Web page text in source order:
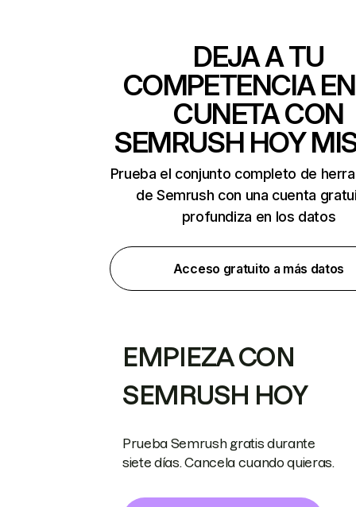
DEJA A TU
COMPETENCIA
CUNETA CON
SEMRUSH HOY
Prueba el conjunto completo de
de Semrush con una cuenta
profundiza en los datos
Acceso gratuito a más datos
EMPIEZA CON
SEMRUSH HOY
Prueba Semrush gratis durante
siete días. Cancela cuando quieras.